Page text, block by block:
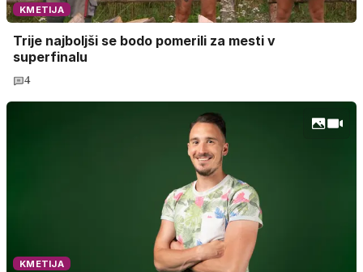
KMETIJA
Trije najboljši se bodo pomerili za mesti v
superfinalu
4
KMETIJA